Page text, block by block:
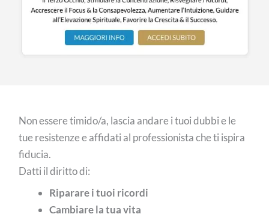
Non essere timido/a, lascia andare i tuoi dubbi e le
tue resistenze e affidati al professionista che ti ispira
fiducia.
Datti il diritto di:
Riparare i tuoi ricordi
Cambiare la tua vita